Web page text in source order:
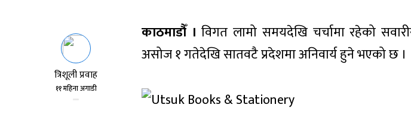
त्रिशूली प्रवाह
११ महिना अगाडी
काठमाडौँ । विगत लामो समयदेखि चर्चामा रहेको
असोज १ गतेदेखि सातवटै प्रदेशमा अनिवार्य हुने भएको छ ।